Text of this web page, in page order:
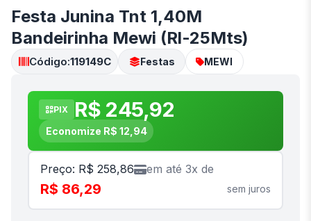
Festa Junina Tnt 1,40M
Bandeirinha Mewi (Rl-25Mts)
Código:119149C Festas MEWI
PIX R$ 245,92
Economize R$ 12,94
Preço: R$ 258,86 em até 3x de
R$ 86,29 sem juros